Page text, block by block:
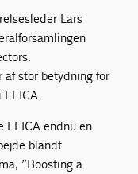
Lars
af stor betydning for
FEICA endnu en
blandt
”Boosting a